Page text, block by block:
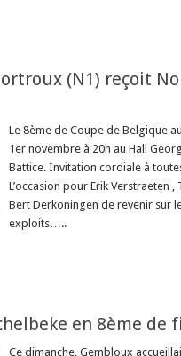
(N1) reçoit
Le 8ème de Coupe de Belgique
1er novembre à 20h au Hall
Battice. Invitation cordiale à
L’occasion pour Erik Verstraeten
Bert Derkoningen de revenir sur
exploits…..
en 8ème de
Ce dimanche, Gembloux